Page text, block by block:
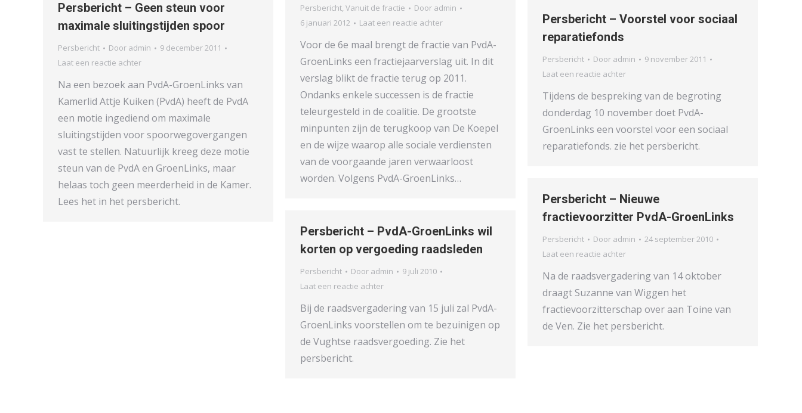
Persbericht, Vanuit de fractie Door admin
6 januari 2012
Laat een reactie achter
Voor de 6e maal brengt de fractie van PvdA-
GroenLinks een fractiejaarverslag uit. In dit
verslag blikt de fractie terug op 2011.
Ondanks enkele successen is de fractie
teleurgesteld in de coalitie. De grootste
minpunten zijn de terugkoop van De Koepel
en de wijze waarop alle sociale verdiensten
van de voorgaande jaren verwaarloost
worden. Volgens PvdA-GroenLinks…
Persbericht – Geen steun voor
maximale sluitingstijden spoor
Persbericht Door admin
9 december 2011
Laat een reactie achter
Na een bezoek aan PvdA-GroenLinks van
Kamerlid Attje Kuiken (PvdA) heeft de PvdA
een motie ingediend om maximale
sluitingstijden voor spoorwegovergangen
vast te stellen. Natuurlijk kreeg deze motie
steun van de PvdA en GroenLinks, maar
helaas toch geen meerderheid in de Kamer.
Lees het in het persbericht.
Persbericht – Voorstel voor sociaal
reparatiefonds
Persbericht Door admin
9 november 2011
Laat een reactie achter
Tijdens de bespreking van de begroting
donderdag 10 november doet PvdA-
GroenLinks een voorstel voor een sociaal
reparatiefonds. zie het persbericht.
Persbericht – Nieuwe
fractievoorzitter PvdA-GroenLinks
Persbericht Door admin
24 september 2010
Laat een reactie achter
Na de raadsvergadering van 14 oktober
draagt Suzanne van Wiggen het
fractievoorzitterschap over aan Toine van
de Ven. Zie het persbericht.
Persbericht – PvdA-GroenLinks wil
korten op vergoeding raadsleden
Persbericht Door admin
9 juli 2010
Laat een reactie achter
Bij de raadsvergadering van 15 juli zal PvdA-
GroenLinks voorstellen om te bezuinigen op
de Vughtse raadsvergoeding. Zie het
persbericht.